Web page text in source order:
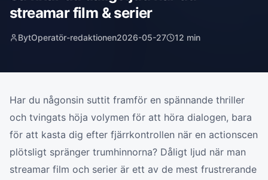
streamar film & serier
BytOperatör-redaktionen2026-05-27 12 min
Har du någonsin suttit framför en spännande thriller
och tvingats höja volymen för att höra dialogen, bara
för att kasta dig efter fjärrkontrollen när en actionscen
plötsligt spränger trumhinnorna? Dåligt ljud när man
streamar film och serier är ett av de mest frustrerande